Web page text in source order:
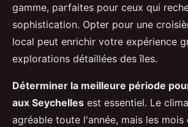
gamme, parfaites pour ceux qui
sophistication. Opter pour une
local peut enrichir votre expérience
explorations détaillées des îles.
Déterminer la meilleure période
aux Seychelles est essentiel. Le
agréable toute l'année, mais les mois